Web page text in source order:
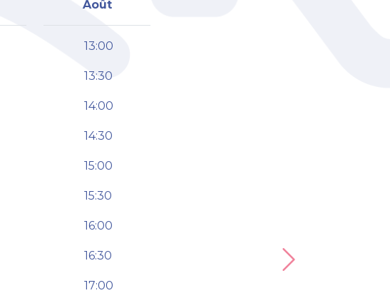
Août
13:00
13:30
14:00
14:30
15:00
15:30
16:00
16:30
17:00
Next